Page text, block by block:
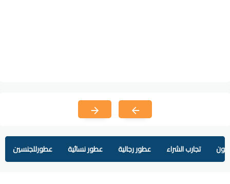
تجارب الشراء عطور رجالية عطور نسائية عطورللجنسين